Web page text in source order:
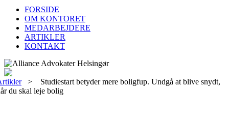
FORSIDE
OM KONTORET
MEDARBEJDERE
ARTIKLER
KONTAKT
> Studiestart betyder mere boligfup. Undgå at blive snydt,
du skal leje bolig